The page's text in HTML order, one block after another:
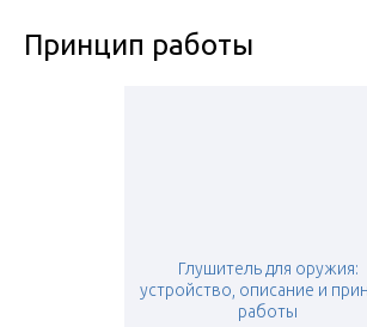
Принцип работы
Глушитель для оружия:
устройство, описание и
работы